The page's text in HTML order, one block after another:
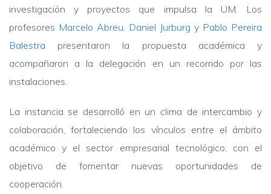
investigación y proyectos que impulsa la UM. Los
profesores Marcelo Abreu, Daniel Jurburg y Pablo Pereira
Balestra presentaron la propuesta académica y
acompañaron a la delegación en un recorrido por las
instalaciones.
La instancia se desarrolló en un clima de intercambio y
colaboración, fortaleciendo los vínculos entre el ámbito
académico y el sector empresarial tecnológico, con el
objetivo de fomentar nuevas oportunidades de
cooperación.